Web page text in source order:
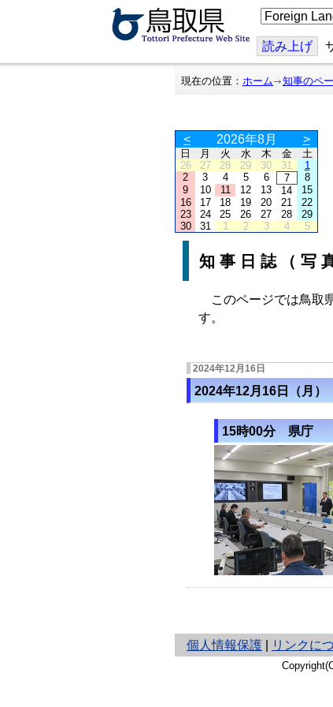
こ
の
ジ
を
翻
読み上げ
現在の位置： ホーム 知事のペ
< 2026年8月 >
日 月 火 水 木 金
土
26
27 28 29 30 31
1
2
3 4 5 6 7
8
9
10 11 12 13 14
15
16
17 18 19 20 21
22
23
24 25 26 27 28
29
30
31 1 2 3 4 5
知事日誌（写
このページでは鳥取
す。
2024年12月16日
2024年12月16日（月）
15時00分 県庁
個人情報保護
と
り
リンクに